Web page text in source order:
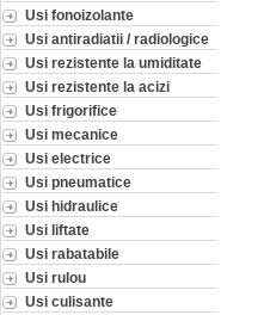
Usi fonoizolante
Usi antiradiatii / radiologice
Usi rezistente la umiditate
Usi rezistente la acizi
Usi frigorifice
Usi mecanice
Usi electrice
Usi pneumatice
Usi hidraulice
Usi liftate
Usi rabatabile
Usi rulou
Usi culisante